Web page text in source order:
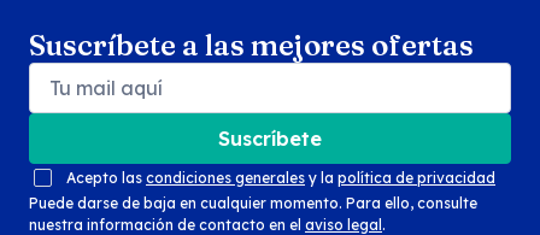
Suscríbete a las mejores ofertas
Suscríbete
Acepto las condiciones generales y la política de privacidad
Puede darse de baja en cualquier momento. Para ello, consulte
nuestra información de contacto en el aviso legal .